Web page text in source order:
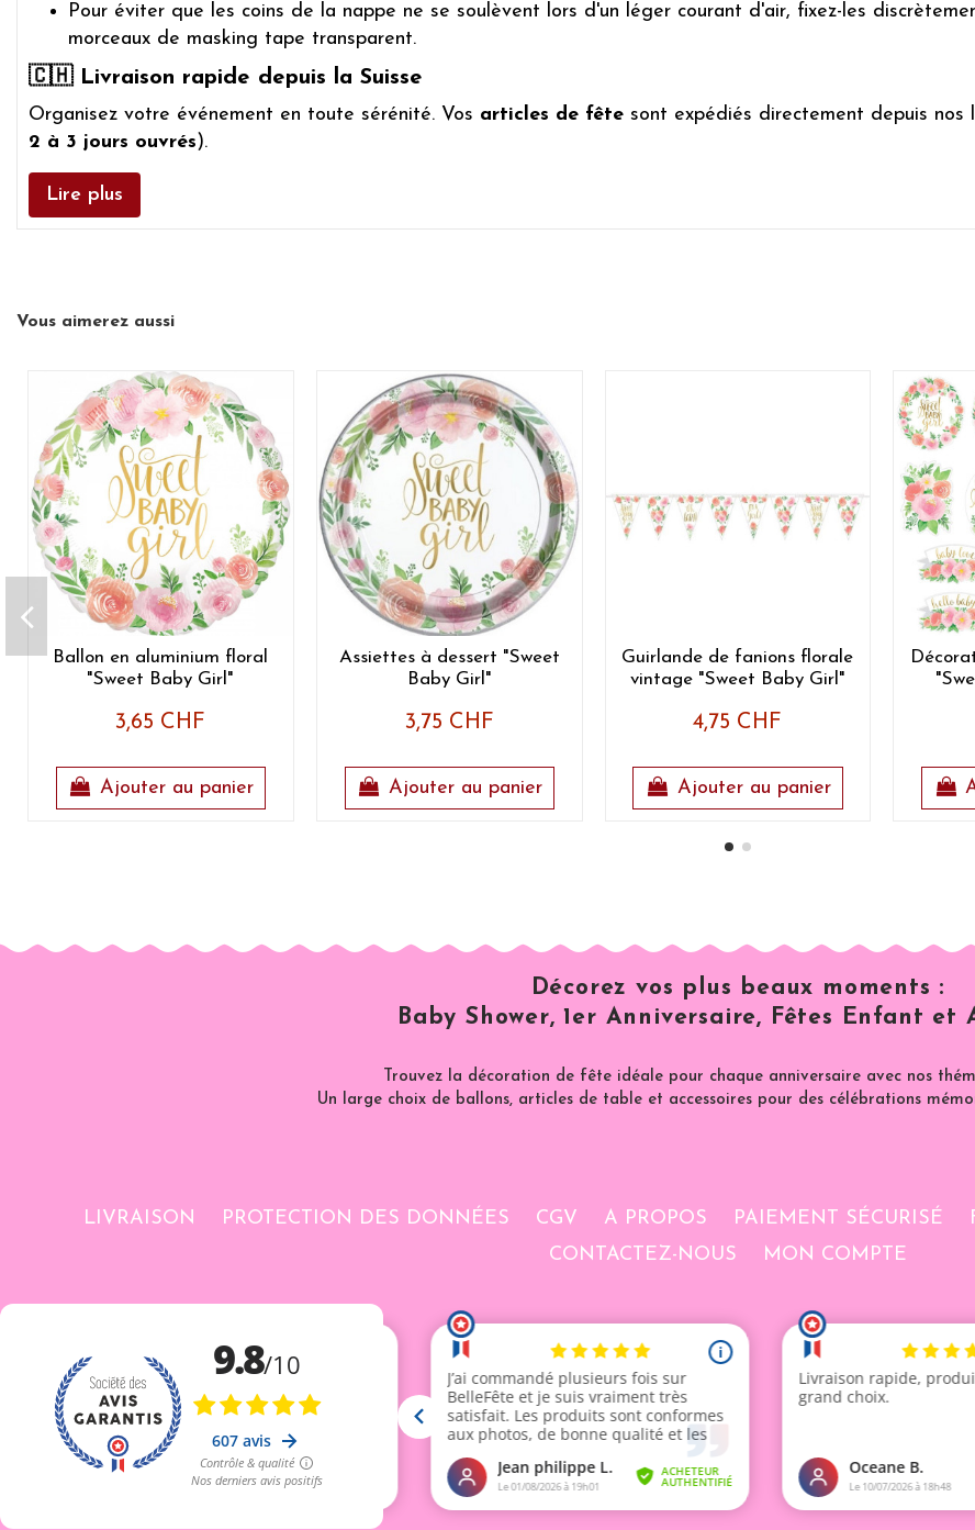
Pour éviter que les coins de la nappe ne se soulèvent lors d'un léger courant d'air, fixez-les
morceaux de masking tape transparent.
🇨🇭 Livraison rapide depuis la Suisse
Organisez votre événement en toute sérénité. Vos articles de fête sont expédiés directement depuis nos
2 à 3 jours ouvrés).
Lire plus
Vous aimerez aussi
Ballon en aluminium floral
"Sweet Baby Girl"
3,65 CHF
Ajouter au panier
Assiettes à dessert "Sweet
Baby Girl"
3,75 CHF
Ajouter au panier
Guirlande de fanions florale
vintage "Sweet Baby Girl"
4,75 CHF
Ajouter au panier
Décorez vos plus beaux moments :
Baby Shower, 1er Anniversaire, Fêtes Enfant et
Trouvez la décoration de fête idéale pour chaque anniversaire avec nos
Un large choix de ballons, articles de table et accessoires pour des célébrations
LIVRAISON PROTECTION DES DONNÉES CGV A PROPOS PAIEMENT SÉCURISÉ
CONTACTEZ-NOUS
MON COMPTE